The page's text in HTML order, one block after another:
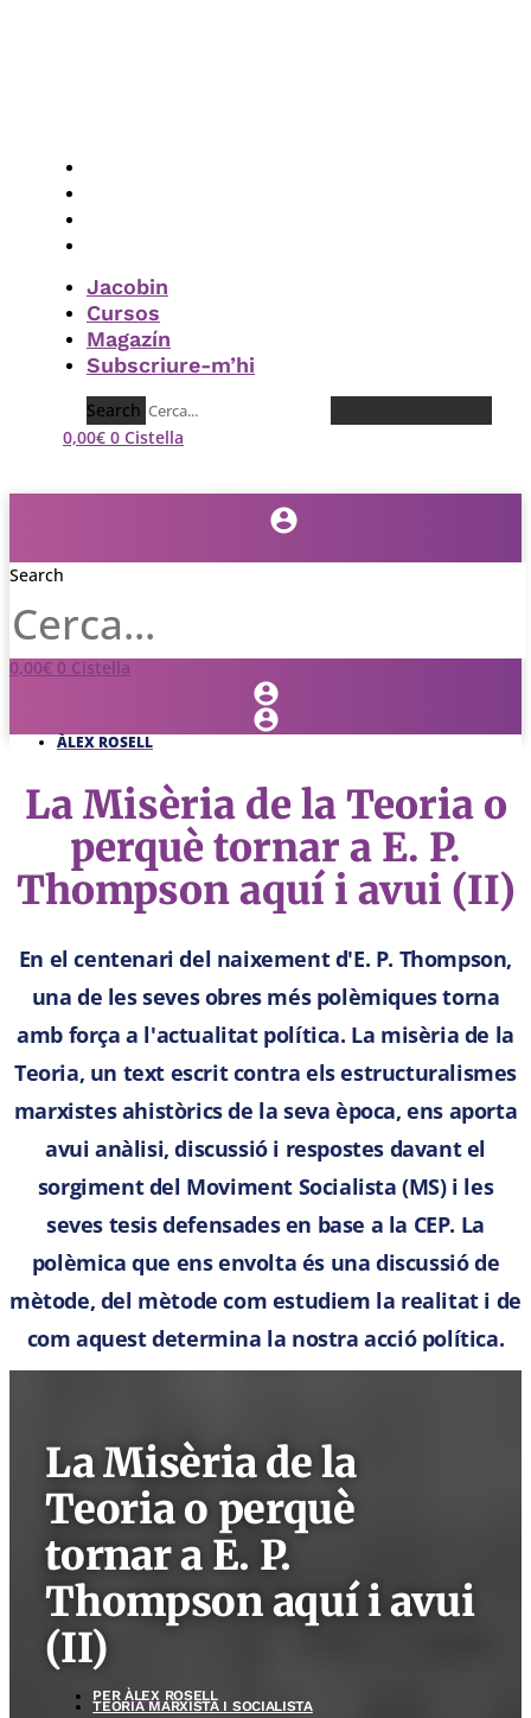
Jacobin
Cursos
Magazín
Subscriure-m’hi
Search
0,00€ 0 Cistella
Search
0,00€ 0 Cistella
ÀLEX ROSELL
La Misèria de la Teoria o
perquè tornar a E. P.
Thompson aquí i avui (II)
En el centenari del naixement d'E. P. Thompson,
una de les seves obres més polèmiques torna
amb força a l'actualitat política. La misèria de la
Teoria, un text escrit contra els estructuralismes
marxistes ahistòrics de la seva època, ens aporta
avui anàlisi, discussió i respostes davant el
sorgiment del Moviment Socialista (MS) i les
seves tesis defensades en base a la CEP. La
polèmica que ens envolta és una discussió de
mètode, del mètode com estudiem la realitat i de
com aquest determina la nostra acció política.
La Misèria de la
Teoria o perquè
tornar a E. P.
Thompson aquí i avui
(II)
PERÀLEX ROSELL
TEORIA MARXISTA I SOCIALISTA